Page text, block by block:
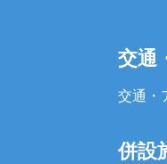
交通
交通・
併設